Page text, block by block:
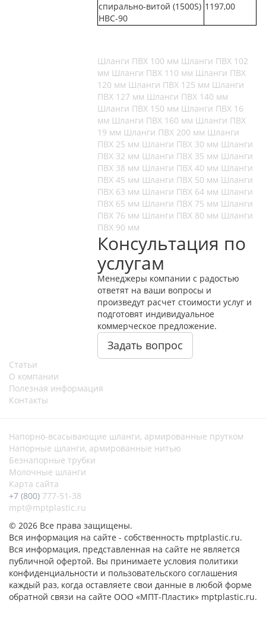
спирально-витой (1500S)
НВС-90
1197,00
Шланги ПВХ 100 мм Шланги ПВХ 102
мм Шланги ПВХ 110 мм Шланги ПВХ
120 мм Шланги ПВХ 125 мм Шланги
ПВХ 127 мм Шланги ПВХ 140 мм
Шланги ПВХ 150 мм Шланги ПВХ 16
мм Шланги ПВХ 160 мм Шланги ПВХ
19 мм Шланги ПВХ 200 мм Шланги
ПВХ 25 мм Шланги ПВХ 30 мм Шланги
ПВХ 32 мм Шланги ПВХ 35 мм Шланги
ПВХ 38 мм Шланги ПВХ 40 мм Шланги
ПВХ 45 мм Шланги ПВХ 50 мм Шланги
ПВХ 63 мм Шланги ПВХ 64 мм Шланги
ПВХ 65 мм Шланги ПВХ 75 мм Шланги
ПВХ 76 мм Шланги ПВХ 80 мм Шланги
ПВХ 90 мм
Консультация по
услугам
Менеджеры компании с радостью
ответят на ваши вопросы и
произведут расчет стоимости услуг и
подготовят индивидуальное
коммерческое предложение.
Задать вопрос
Статьи
О компании
Полезная информация
Контакты
Напорно-всасывающие шланги, армированные прутком
Напорные шланги, армированные нитью
Безнапорные трубки
Молочные шланги
Карта сайта
+7 (800) 777-51-38
mpt@mptplastic.ru
© 2026 Все права защищены.
Вся информация на сайте - собственность mptplastic.ru.
Вся информация, представленная на сайте не является
публичной офертой. Вы принимаете условия политики
конфиденциальности и пользовательского соглашения
каждый раз, когда оставляете свои данные в любой форме
обратной связи на сайте ООО «МПТ-Пластик» mptplastic.ru.